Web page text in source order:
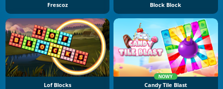
Frescoz Block Block
Lof Blocks
NOWY
Candy Tile Blast